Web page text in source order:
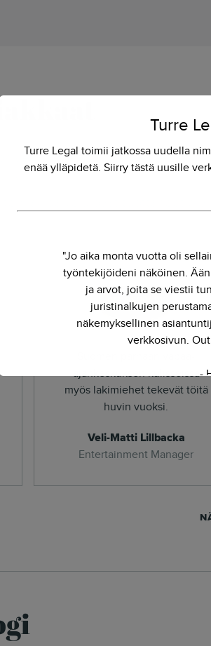
käyttää ja kehtaa
lakipalvelu ovat tuottaneet
ajankeskuksen kulisseissa
myös lakimiehet tekevät töitä
huvin vuoksi.
Veli-Matti Lillbacka
Entertainment Manager
Turre
Turre Legal toimii jatkossa uudella
enää ylläpidetä. Siirry tästä uusille
"Jo aika monta vuotta oli
työntekijöideni näköinen.
ja arvot, joita se viestii
juristinalkujen
näkemyksellinen
verkkosivun.
-